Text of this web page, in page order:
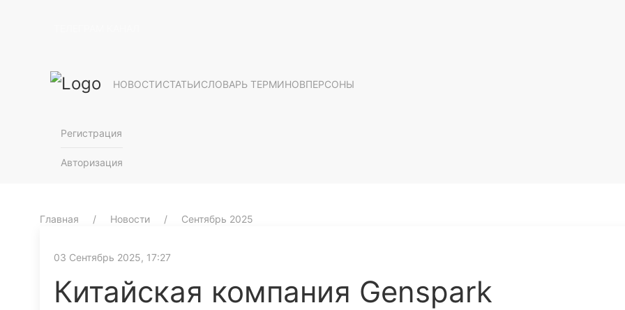
НОВОСТИСТАТЬИСЛОВАРЬ ТЕРМИНОВПЕРСОНЫ
Регистрация
Авторизация
Главная Новости Сентябрь 2025
03 Сентябрь 2025, 17:27
Китайская компания Genspark